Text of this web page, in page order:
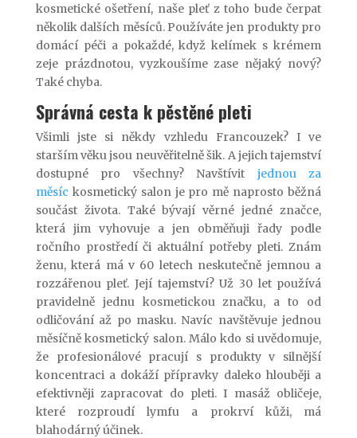
kosmetické ošetření, naše pleť z toho bude čerpat
několik dalších měsíců. Používáte jen produkty pro
domácí péči a pokaždé, když kelímek s krémem
zeje prázdnotou, vyzkoušíme zase nějaký nový?
Také chyba.
Správná cesta k pěstěné pleti
Všimli jste si někdy vzhledu Francouzek? I ve
starším věku jsou neuvěřitelně šik. A jejich tajemství
dostupné pro všechny? Navštívit jednou za
měsíc kosmetický salon je pro mě naprosto běžná
součást života. Také bývají věrné jedné značce,
která jim vyhovuje a jen obměňuji řady podle
ročního prostředí či aktuální potřeby pleti. Znám
ženu, která má v 60 letech neskutečně jemnou a
rozzářenou pleť. Její tajemství? Už 30 let používá
pravidelně jednu kosmetickou značku, a to od
odličování až po masku. Navíc navštěvuje jednou
měsíčně kosmetický salon. Málo kdo si uvědomuje,
že profesionálové pracují s produkty v silnější
koncentraci a dokáží přípravky daleko hlouběji a
efektivněji zapracovat do pleti. I masáž obličeje,
které rozproudí lymfu a prokrví kůži, má
blahodárný účinek.